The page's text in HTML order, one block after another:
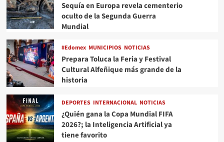
Sequía en Europa revela cementerio
oculto de la Segunda Guerra
Mundial
#Edomex MUNICIPIOS NOTICIAS
Prepara Toluca la Feria y Festival
Cultural Alfeñique más grande de la
historia
DEPORTES INTERNACIONAL NOTICIAS
¿Quién gana la Copa Mundial FIFA
2026?; la Inteligencia Artificial ya
tiene favorito